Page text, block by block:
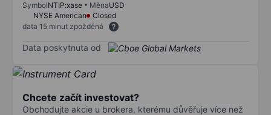
SymbolNTIP:xase MěnaUSD
NYSE American
Closed
data 15 minut zpožděná
Data poskytnuta od
Chcete začít investovat?
Obchodujte akcie u brokera, kterému důvěřuje více než